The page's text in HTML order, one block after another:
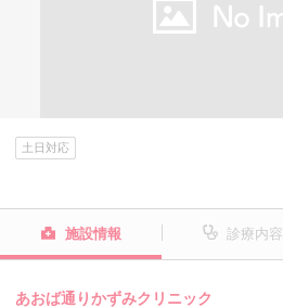
土日対応
施設情報 診療内容
あおば通りかずみクリニック